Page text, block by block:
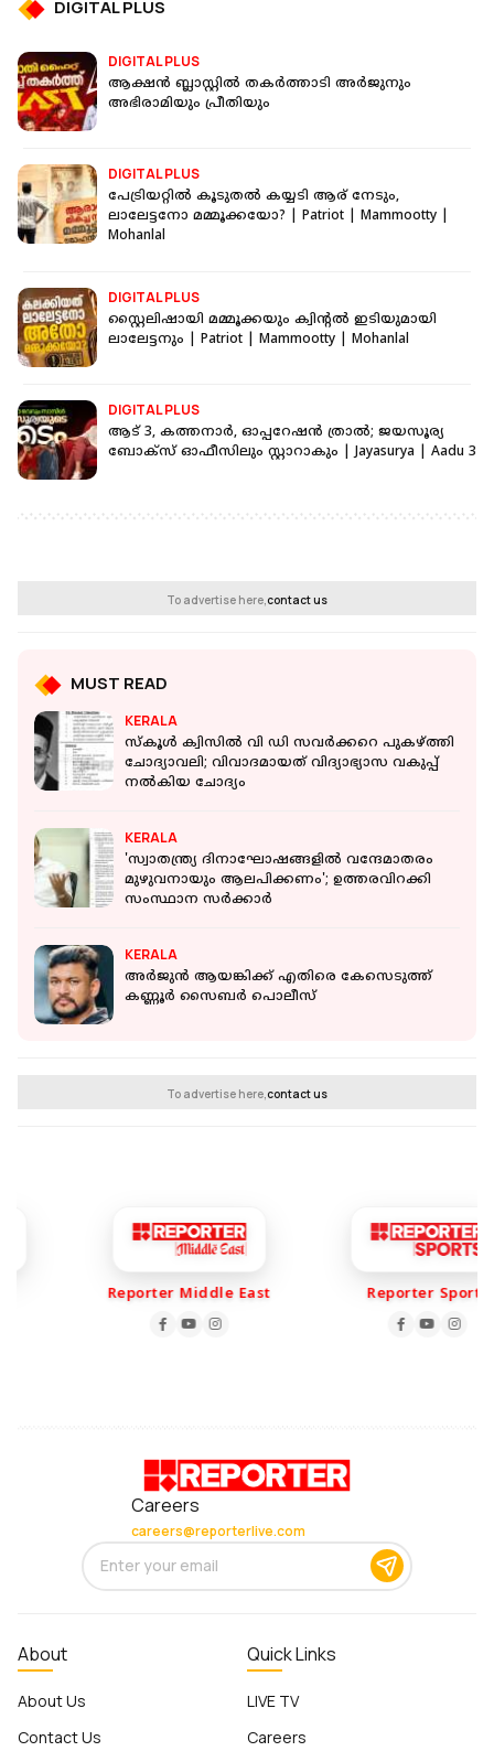
DIGITAL PLUS
DIGITAL PLUS
ആക്ഷന്‍ ബ്ലാസ്റ്റില്‍ തകര്‍ത്താടി അര്‍ജുനും
അഭിരാമിയും പ്രീതിയും
DIGITAL PLUS
പേട്രിയറ്റിൽ കൂടുതൽ കയ്യടി ആര് നേടും,
ലാലേട്ടനോ മമ്മൂക്കയോ? | Patriot | Mammootty |
Mohanlal
DIGITAL PLUS
സ്റ്റൈലിഷായി മമ്മൂക്കയും ക്വിന്റൽ ഇടിയുമായി
ലാലേട്ടനും | Patriot | Mammootty | Mohanlal
DIGITAL PLUS
ആട് 3, കത്തനാർ, ഓപ്പറേഷൻ ത്രാൽ; ജയസൂര്യ
ബോക്സ് ഓഫീസിലും സ്റ്റാറാകും | Jayasurya | Aadu 3
To advertise here,contact us
MUST READ
KERALA
സ്‌കൂള്‍ ക്വിസില്‍ വി ഡി സവര്‍ക്കറെ പുകഴ്ത്തി
ചോദ്യാവലി; വിവാദമായത് വിദ്യാഭ്യാസ വകുപ്പ്
നല്‍കിയ ചോദ്യം
KERALA
'സ്വാതന്ത്ര്യ ദിനാഘോഷങ്ങളിൽ വന്ദേമാതരം
മുഴുവനായും ആലപിക്കണം'; ഉത്തരവിറക്കി
സംസ്ഥാന സർക്കാർ
KERALA
അര്‍ജുന്‍ ആയങ്കിക്ക് എതിരെ കേസെടുത്ത്
കണ്ണൂര്‍ സൈബര്‍ പൊലീസ്
To advertise here,contact us
Reporter Middle East Reporter Sports
Careers
careers@reporterlive.com
About
About Us
Contact Us
Quick Links
LIVE TV
Careers